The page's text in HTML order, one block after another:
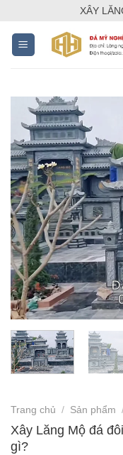
content
XÂY
Trang chủ / Sản phẩm
Xây Lăng Mộ đá
gì?